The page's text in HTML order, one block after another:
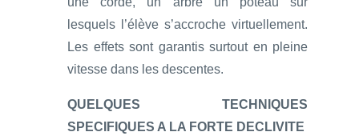
lesquels l’élève s’accroche virtuellement.
Les effets sont garantis surtout en pleine
vitesse dans les descentes.
QUELQUES TECHNIQUES
SPECIFIQUES A LA FORTE DECLIVITE